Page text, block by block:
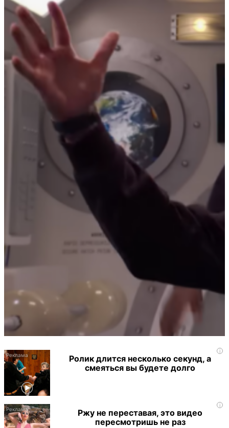
i
Ролик длится несколько секунд, а
смеяться вы будете долго
i
Ржу не переставая, это видео
пересмотришь не раз